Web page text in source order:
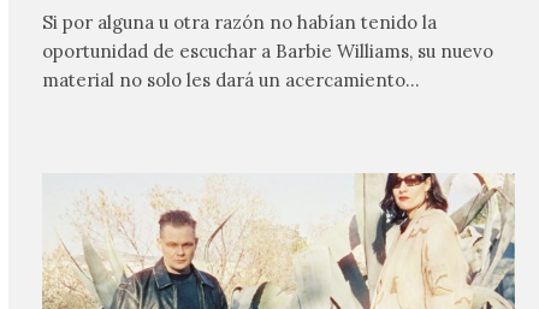
Si por alguna u otra razón no habían tenido la
oportunidad de escuchar a Barbie Williams, su nuevo
material no solo les dará un acercamiento…